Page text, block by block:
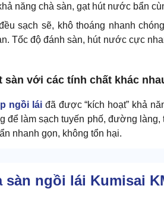
năng chà sàn, gạt hút nước bẩn
sạch sẽ, khô thoáng nhanh
Tốc độ đánh sàn, hút nước cực
sàn với các tính chất khác
ngồi láiđã được “kích hoạt” khả
làm sạch tuyến phố, đường làng,
nhanh gọn, không tổn hại.
sàn ngồi lái Kumisai